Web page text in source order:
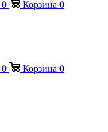
0 Корзина 0
0 Корзина 0